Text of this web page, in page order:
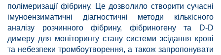
полімеризації фібрину. Це дозволило створити сучасні
імуноензиматичні діагностичні методи кількісного
аналізу розчинного фібрину, фібриногену та D-D
димеру для моніторингу стану системи зсідання крові
та небезпеки тромбоутворення, а також запропонувати